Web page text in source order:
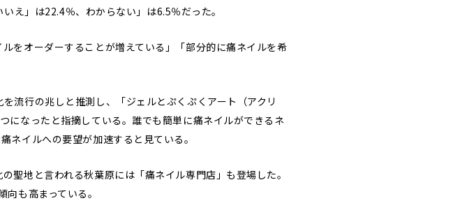
え」は22.4％、わからない」は6.5％だった。
をオーダーすることが増えている」「部分的に痛ネイルを希
流行の兆しと推測し、「ジェルとぷくぷくアート（アクリ
になったと指摘している。誰でも簡単に痛ネイルができるネ
ネイルへの要望が加速すると見ている。
地と言われる秋葉原には「痛ネイル専門店」も登場した。
も高まっている。